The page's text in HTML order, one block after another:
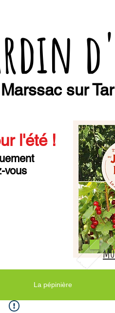
sur
l'été!
vous
La pépinière